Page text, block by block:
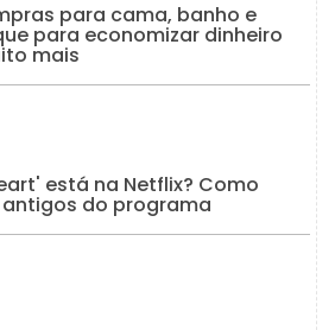
para cama, banho e
para economizar dinheiro
mais
está na Netflix? Como
do programa